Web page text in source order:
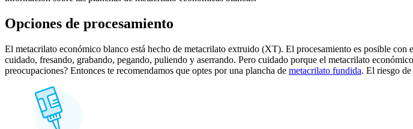
Opciones de procesamiento
El metacrilato económico blanco está hecho de metacrilato extruido (XT). El procesamiento es posible
cuidado, fresando, grabando, pegando, puliendo y aserrando. Pero cuidado porque el metacrilato
preocupaciones? Entonces te recomendamos que optes por una plancha de metacrilato fundida. El riesgo